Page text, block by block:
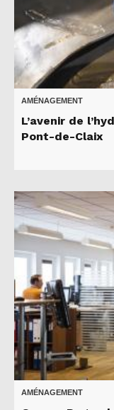
AMÉNAGEMENT
L’avenir de
Pont-de-Claix
AMÉNAGEMENT